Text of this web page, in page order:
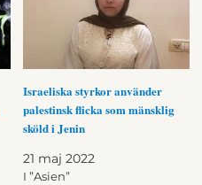
Israeliska styrkor använder
palestinsk flicka som mänsklig
sköld i Jenin
21 maj 2022
I ”Asien”